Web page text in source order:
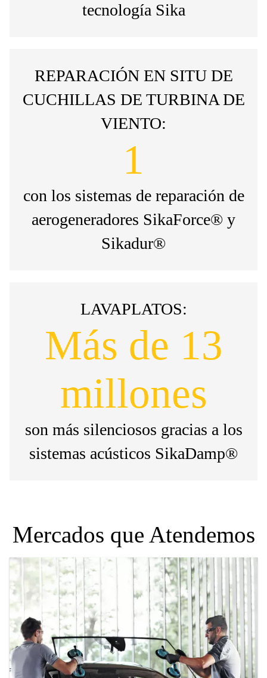
tecnología Sika
REPARACIÓN EN SITU DE
CUCHILLAS DE TURBINA DE
VIENTO:
1
con los sistemas de reparación de
aerogeneradores SikaForce® y
Sikadur®
LAVAPLATOS:
Más de 13
millones
son más silenciosos gracias a los
sistemas acústicos SikaDamp®
Mercados que Atendemos